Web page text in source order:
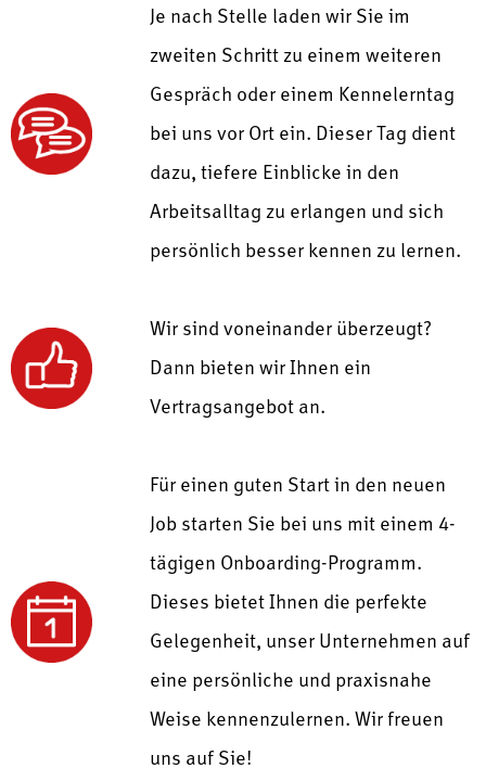
Je nach Stelle laden wir Sie im
zweiten Schritt zu einem weiteren
Gespräch oder einem Kennelerntag
bei uns vor Ort ein. Dieser Tag dient
dazu, tiefere Einblicke in den
Arbeitsalltag zu erlangen und sich
persönlich besser kennen zu lernen.
Wir sind voneinander überzeugt?
Dann bieten wir Ihnen ein
Vertragsangebot an.
Für einen guten Start in den neuen
Job starten Sie bei uns mit einem 4-
tägigen Onboarding-Programm.
Dieses bietet Ihnen die perfekte
Gelegenheit, unser Unternehmen auf
eine persönliche und praxisnahe
Weise kennenzulernen.Wir freuen
uns auf Sie!